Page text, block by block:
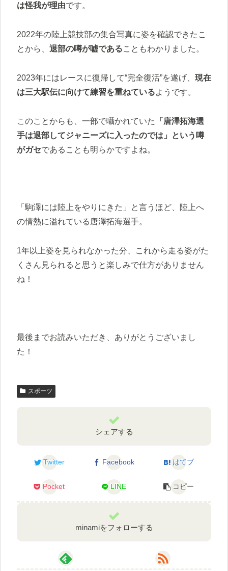
は怪我が理由です。
2022年の陸上競技部の集合写真に姿を確認できたこ
とから、 退部の噂が嘘であることもわかりました。
2023年にはレースに復帰して“完全復活”を遂げ、 現在
は三大駅伝に向けて練習を重ねているようです。
このことからも、一部で囁かれていた
「唐澤拓海選
手は退部してジャニーズに入ったのでは」という噂
がガセであることも明らかですよね。
「駒澤には陸上をやりにきた」と言うほど、陸上へ
の情熱に溢れている唐澤拓海選手。
1年以上姿を見られなかった分、これから走る姿がた
くさん見られると思うと楽しみで仕方がありません
ね！
最後までお読みいただき、ありがとうございまし
た！
スポーツ
シェアする
Twitter Facebook はてブ
Pocket LINE コピー
minamiをフォローする